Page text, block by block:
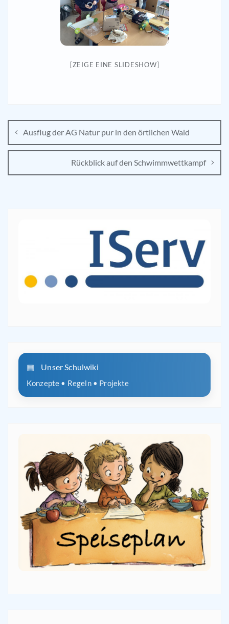
[ZEIGE EINE SLIDESHOW]
Ausflug der AG Natur pur in den örtlichen Wald
Rückblick auf den Schwimmwettkampf
Unser Schulwiki
Konzepte • Regeln • Projekte